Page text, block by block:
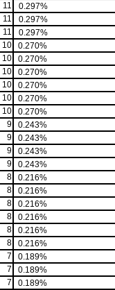
11
0.297%
11
0.297%
11
0.297%
10
0.270%
10
0.270%
10
0.270%
10
0.270%
10
0.270%
10
0.270%
9
0.243%
9
0.243%
9
0.243%
9
0.243%
8
0.216%
8
0.216%
8
0.216%
8
0.216%
8
0.216%
8
0.216%
7
0.189%
7
0.189%
7
0.189%